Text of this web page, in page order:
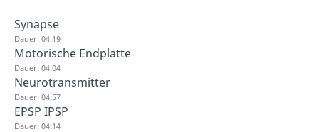
Synapse
Dauer: 04:19
Motorische Endplatte
Dauer: 04:04
Neurotransmitter
Dauer: 04:57
EPSP IPSP
Dauer: 04:14